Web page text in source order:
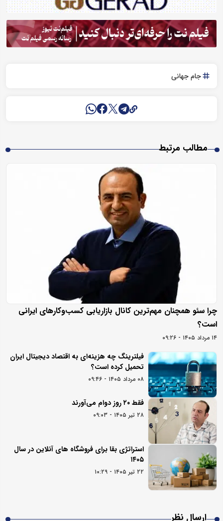
جام جهانی
مطالب مرتبط
چرا سئو همچنان مهم‌ترین کانال بازاریابی کسب‌وکارهای ایرانی
است؟
۱۴ مرداد ۱۴۰۵ - ۰۹:۲۶
فیلترینگ چه هزینه‌ای به اقتصاد دیجیتال ایران
تحمیل کرده است؟
۰۸ مرداد ۱۴۰۵ - ۰۹:۴۶
فقط ۲۰ روز دوام می‌آورند
۲۸ تیر ۱۴۰۵ - ۰۹:۰۳
استراتژی بقا برای فروشگاه های آنلاین در سال
۱۴۰۵
۲۲ تیر ۱۴۰۵ - ۱۰:۲۹
ارسال نظر